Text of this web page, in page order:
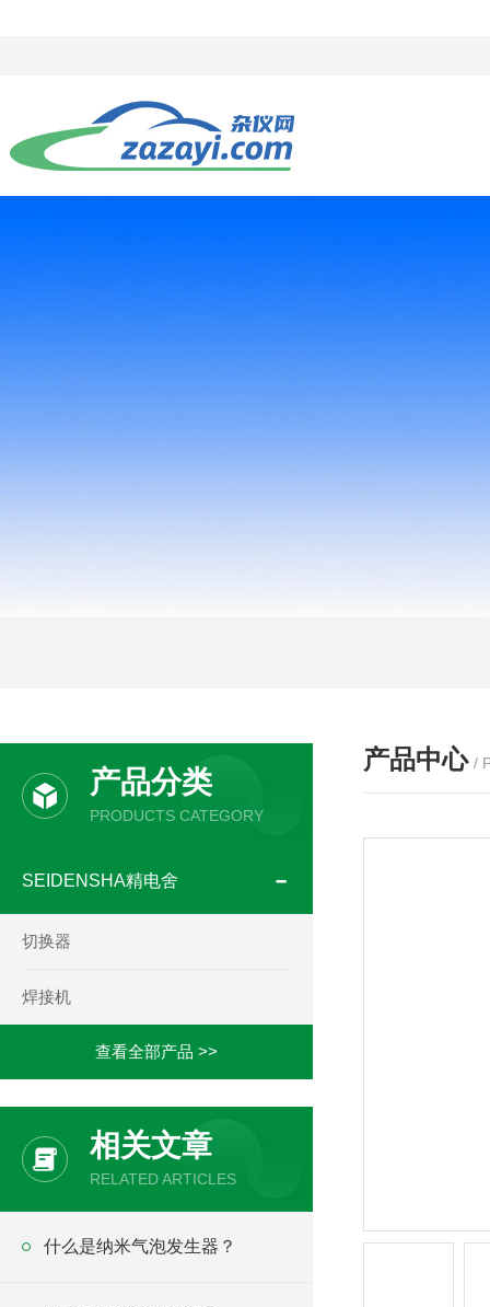
产品中心 /
产品分类
PRODUCTS CATEGORY
SEIDENSHA精电舍
切换器
焊接机
查看全部产品 >>
相关文章
RELATED ARTICLES
什么是纳米气泡发生器？